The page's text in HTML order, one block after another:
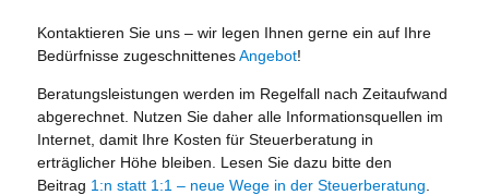
Kontaktieren Sie uns – wir legen Ihnen gerne ein auf Ihre
Bedürfnisse zugeschnittenesAngebot!
Beratungsleistungen werden im Regelfall nach Zeitaufwand
abgerechnet. Nutzen Sie daher alle Informationsquellen im
Internet, damit Ihre Kosten für Steuerberatung in
erträglicher Höhe bleiben. Lesen Sie dazu bitte den
Beitrag 1:n statt 1:1 – neue Wege in der Steuerberatung